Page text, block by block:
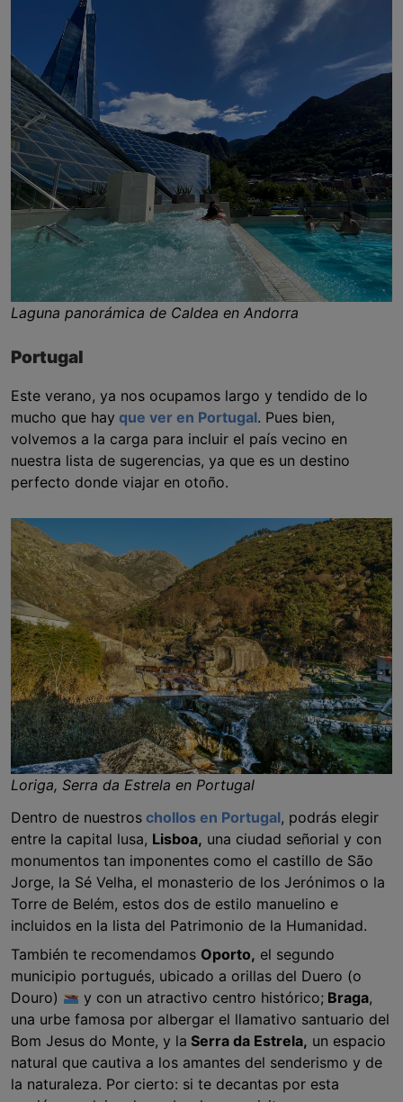
Laguna panorámica de Caldea en Andorra
Portugal
Este verano, ya nos ocupamos largo y tendido de lo
mucho que hay que ver en Portugal. Pues bien,
volvemos a la carga para incluir el país vecino en
nuestra lista de sugerencias, ya que es un destino
perfecto donde viajar en otoño.
Loriga, Serra da Estrela en Portugal
Dentro de nuestros chollos en Portugal, podrás elegir
entre la capital lusa, Lisboa, una ciudad señorial y con
monumentos tan imponentes como el castillo de São
Jorge, la Sé Velha, el monasterio de los Jerónimos o la
Torre de Belém, estos dos de estilo manuelino e
incluidos en la lista del Patrimonio de la Humanidad.
También te recomendamos Oporto, el segundo
municipio portugués, ubicado a orillas del Duero (o
Douro)
y con un atractivo centro histórico; Braga,
una urbe famosa por albergar el llamativo santuario del
Bom Jesus do Monte, y la Serra da Estrela, un espacio
natural que cautiva a los amantes del senderismo y de
la naturaleza. Por cierto: si te decantas por esta